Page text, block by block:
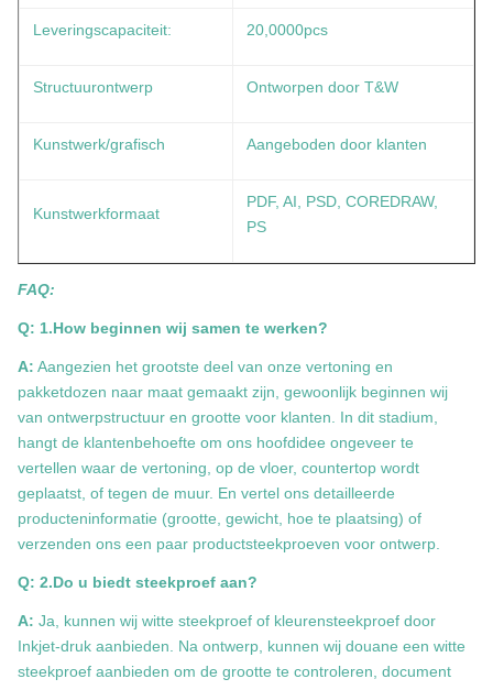
Leveringscapaciteit: 20,0000pcs
Structuurontwerp Ontworpen door T&W
Kunstwerk/grafisch Aangeboden door klanten
Kunstwerkformaat
PDF, AI, PSD, COREDRAW,
PS
FAQ:
Q: 1.How beginnen wij samen te werken?
A: Aangezien het grootste deel van onze vertoning en
pakketdozen naar maat gemaakt zijn, gewoonlijk beginnen wij
van ontwerpstructuur en grootte voor klanten. In dit stadium,
hangt de klantenbehoefte om ons hoofdidee ongeveer te
vertellen waar de vertoning, op de vloer, countertop wordt
geplaatst, of tegen de muur. En vertel ons detailleerde
producteninformatie (grootte, gewicht, hoe te plaatsing) of
verzenden ons een paar productsteekproeven voor ontwerp.
Q: 2.Do u biedt steekproef aan?
A: Ja, kunnen wij witte steekproef of kleurensteekproef door
Inkjet-druk aanbieden. Na ontwerp, kunnen wij douane een witte
steekproef aanbieden om de grootte te controleren, document